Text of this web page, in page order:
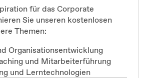
für das Corporate
Sie unseren kostenlosen
Themen:
Organisationsentwicklung
und Mitarbeiterführung
und Lerntechnologien